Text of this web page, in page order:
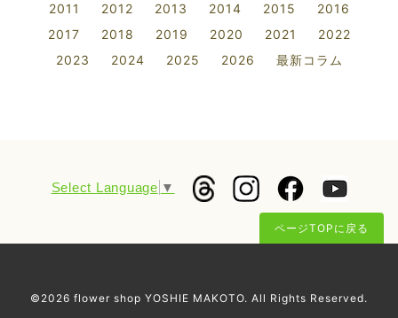
2011
2012 2013 2014 2015
2016
2017
2018 2019 2020 2021
2022
2023
2024 2025 2026 最新コラム
Select Language ▼
ページTOPに戻る
©2026 flower shop YOSHIE MAKOTO. All Rights Reserved.